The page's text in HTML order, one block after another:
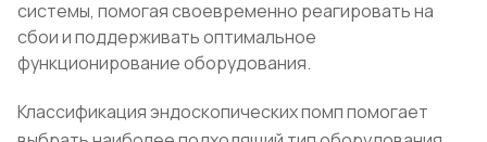
системы, помогая своевременно реагировать на
сбои и поддерживать оптимальное
функционирование оборудования.
Классификация эндоскопических помп помогает